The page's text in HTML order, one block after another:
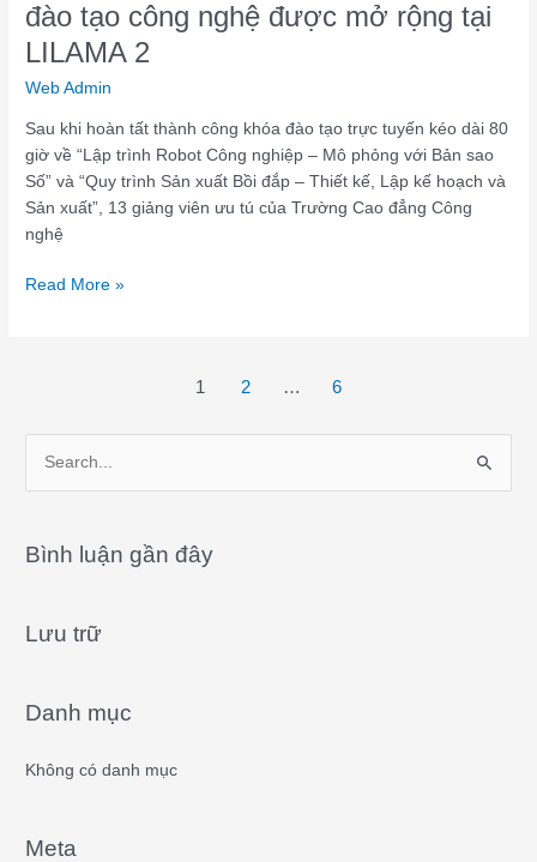
đào tạo công nghệ được mở rộng tại
LILAMA 2
Web Admin
Sau khi hoàn tất thành công khóa đào tạo trực tuyến kéo dài 80
giờ về “Lập trình Robot Công nghiệp – Mô phỏng với Bản sao
Số” và “Quy trình Sản xuất Bồi đắp – Thiết kế, Lập kế hoạch và
Sản xuất”, 13 giảng viên ưu tú của Trường Cao đẳng Công
nghệ
nghệ
tại
LILAMA
2
Read More »
1 2 … 6
r
h
:
Bình luận gần đây
Lưu trữ
Danh mục
Không có danh mục
Meta